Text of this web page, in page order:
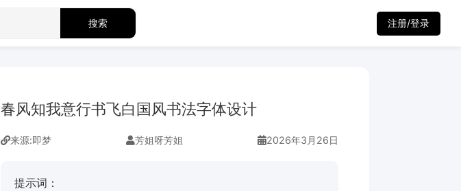
搜索 注册/登录
春风知我意行书飞白国风书法字体设计
来源:即梦 芳姐呀芳姐 2026年3月26日
提示词：